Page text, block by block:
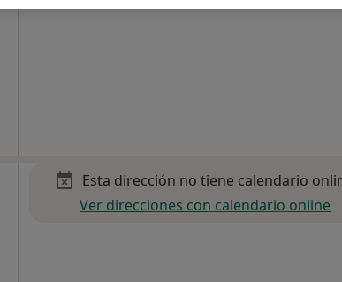
Esta dirección no tiene calendario
Ver direcciones con calendario online